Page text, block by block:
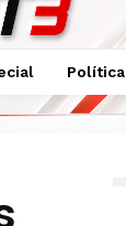
Política